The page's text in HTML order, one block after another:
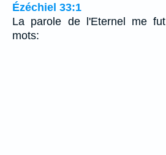
Ézéchiel 33:1
La parole de l'Eternel me
mots: